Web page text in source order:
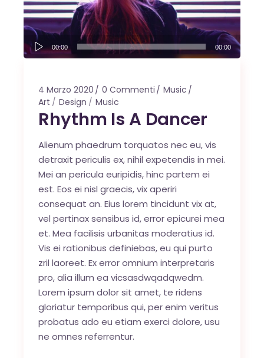
Audio
Player
00:00 00:00
4 Marzo 2020 0 Commenti
Music
Art
Design Music
Rhythm Is A Dancer
Alienum phaedrum torquatos nec eu, vis
detraxit periculis ex, nihil expetendis in mei.
Mei an pericula euripidis, hinc partem ei
est. Eos ei nisl graecis, vix aperiri
consequat an. Eius lorem tincidunt vix at,
vel pertinax sensibus id, error epicurei mea
et. Mea facilisis urbanitas moderatius id.
Vis ei rationibus definiebas, eu qui purto
zril laoreet. Ex error omnium interpretaris
pro, alia illum ea vicsasdwqadqwedm.
Lorem ipsum dolor sit amet, te ridens
gloriatur temporibus qui, per enim veritus
probatus ado eu etiam exerci dolore, usu
ne omnes referrentur.